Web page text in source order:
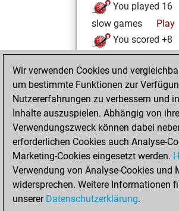
You played 16
slow games
Play
You scored +8
=1 -7 in slow games
Mittwoch, Juni
23, 2021
You created
your Studies
Studies
Samstag,
Januar 9, 2021
You created
Wir verwenden Cookies und
um bestimmte Funktionen zur
Nutzererfahrungen zu verbessern und
Inhalte auszuspielen. Abhängig von
Verwendungszweck können dabei
erforderlichen Cookies auch Analyse-
Marketing-Cookies eingesetzt werden.
Verwendung von Analyse-Cookies und
widersprechen. Weitere Informationen
unserer Datenschutzerklärung.